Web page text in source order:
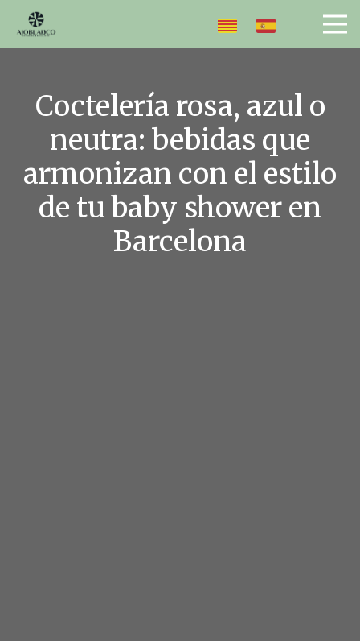
Coctelería rosa, azul o
neutra: bebidas que
armonizan con el estilo
de tu baby shower en
Barcelona